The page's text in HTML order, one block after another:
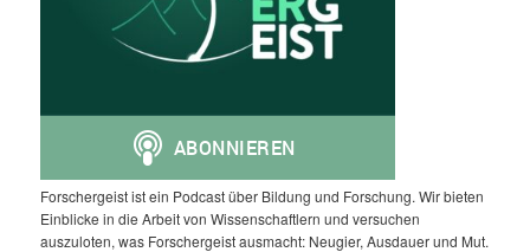
Forschergeist ist ein Podcast über Bildung und Forschung. Wir bieten
Einblicke in die Arbeit von Wissenschaftlern und versuchen
auszuloten, was Forschergeist ausmacht: Neugier, Ausdauer und Mut.